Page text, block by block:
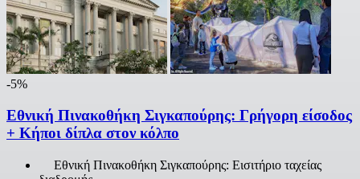
-5%
Εθνική Πινακοθήκη Σιγκαπούρης: Γρήγορη είσοδος
+ Κήποι δίπλα στον κόλπο
Εθνική Πινακοθήκη Σιγκαπούρης: Εισιτήριο ταχείας